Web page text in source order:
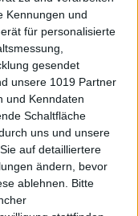
Kennungen und
für personalisierte
gesendet
unsere 1019 Partner
und Kenndaten
Schaltfläche
uns und unsere
auf detailliertere
ändern, bevor
ablehnen.
Bitte